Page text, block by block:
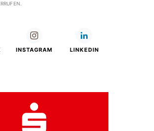
INSTAGRAM LINKEDIN